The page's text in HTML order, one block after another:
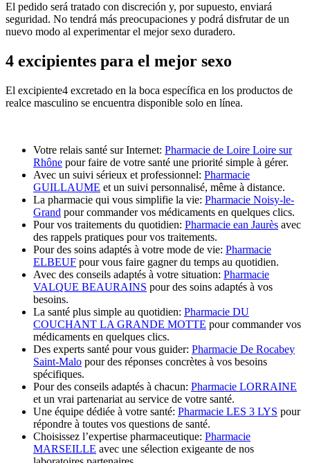
El pedido será tratado con discreción y, por supuesto, enviará
seguridad. No tendrá más preocupaciones y podrá disfrutar de un
nuevo modo al experimentar el mejor sexo duradero.
4 excipientes para el mejor sexo
El excipiente4 excretado en la boca específica en los productos de
realce masculino se encuentra disponible solo en línea.
Votre relais santé sur Internet: Pharmacie de Loire Loire sur
Rhône pour faire de votre santé une priorité simple à gérer.
Avec un suivi sérieux et professionnel: Pharmacie
GUILLAUME et un suivi personnalisé, même à distance.
La pharmacie qui vous simplifie la vie: Pharmacie Noisy-le-
Grand pour commander vos médicaments en quelques clics.
Pour vos traitements du quotidien: Pharmacie ean Jaurès avec
des rappels pratiques pour vos traitements.
Pour des soins adaptés à votre mode de vie: Pharmacie
ELBEUF pour vous faire gagner du temps au quotidien.
Avec des conseils adaptés à votre situation: Pharmacie
VALQUE BEAURAINS pour des soins adaptés à vos
besoins.
La santé plus simple au quotidien: Pharmacie DU
COUCHANT LA GRANDE MOTTE pour commander vos
médicaments en quelques clics.
Des experts santé pour vous guider: Pharmacie De Rocabey
Saint-Malo pour des réponses concrètes à vos besoins
spécifiques.
Pour des conseils adaptés à chacun: Pharmacie LORRAINE
et un vrai partenariat au service de votre santé.
Une équipe dédiée à votre santé: Pharmacie LES 3 LYS pour
répondre à toutes vos questions de santé.
Choisissez l’expertise pharmaceutique: Pharmacie
MARSEILLE avec une sélection exigeante de nos